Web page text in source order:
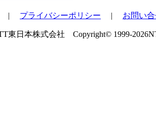
| プライバシーポリシー | お問い
東日本株式会社 Copyright© 1999-